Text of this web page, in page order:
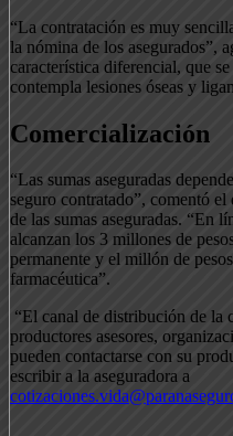
“La contratación es muy
la nómina de los asegurados”,
característica diferencial, que
contempla lesiones óseas y
Comercialización
“Las sumas aseguradas
seguro contratado”, comentó
de las sumas aseguradas. “En
alcanzan los 3 millones de
permanente y el millón de
farmacéutica”.
“El canal de distribución de la
productores asesores,
pueden contactarse con su
escribir a la aseguradora a